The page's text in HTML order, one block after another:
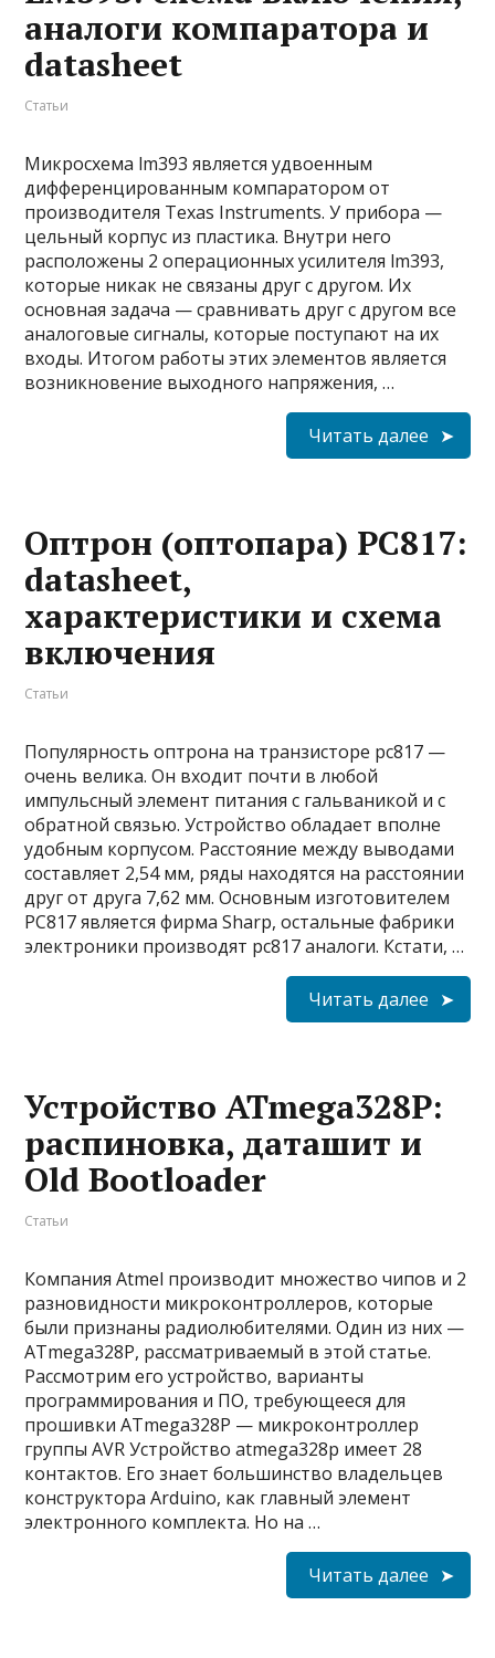
аналоги компаратора и
datasheet
Статьи
Микросхема lm393 является удвоенным
дифференцированным компаратором от
производителя Texas Instruments. У прибора —
цельный корпус из пластика. Внутри него
расположены 2 операционных усилителя lm393,
которые никак не связаны друг с другом. Их
основная задача — сравнивать друг с другом все
аналоговые сигналы, которые поступают на их
входы. Итогом работы этих элементов является
возникновение выходного напряжения, …
Читать далее
Оптрон (оптопара) PC817:
datasheet,
характеристики и схема
включения
Статьи
Популярность оптрона на транзисторе pc817 —
очень велика. Он входит почти в любой
импульсный элемент питания с гальваникой и с
обратной связью. Устройство обладает вполне
удобным корпусом. Расстояние между выводами
составляет 2,54 мм, ряды находятся на расстоянии
друг от друга 7,62 мм. Основным изготовителем
PC817 является фирма Sharp, остальные фабрики
электроники производят pc817 аналоги. Кстати, …
Читать далее
Устройство ATmega328P:
распиновка, даташит и
Old Bootloader
Статьи
Компания Atmel производит множество чипов и 2
разновидности микроконтроллеров, которые
были признаны радиолюбителями. Один из них —
ATmega328P, рассматриваемый в этой статье.
Рассмотрим его устройство, варианты
программирования и ПО, требующееся для
прошивки ATmega328P — микроконтроллер
группы AVR Устройство atmega328p имеет 28
контактов. Его знает большинство владельцев
конструктора Arduino, как главный элемент
электронного комплекта. Но на …
Читать далее